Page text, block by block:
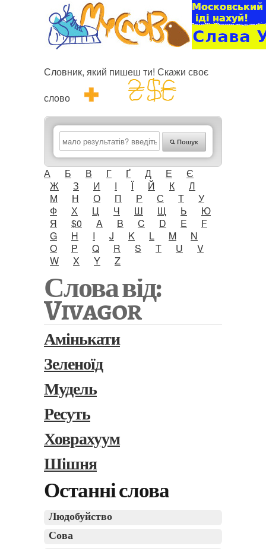
Словник, який пишеш ти! Скажи своє
слово
Пошук
А Б В Г Ґ Д Е
Є
Ж
З И І Ї Й К
Л
М
Н О П Р С Т
У
Ф
Х Ц Ч Ш Щ Ь
Ю
Я
$0 A B C D E
F
G
H I J K L M
N
O
P Q R S T U
V
W
X Y Z
Слова від:
Vivagor
Амінькати
Зеленоїд
Мудель
Ресуть
Ховрахуум
Шішня
Останні слова
Людобуйство
Сова